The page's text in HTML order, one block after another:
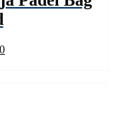
Huidige